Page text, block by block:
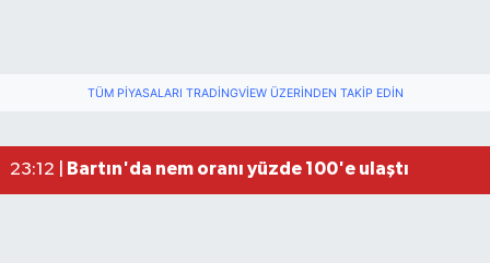
TÜM PIYASALARI TRADINGVIEW ÜZERINDEN TAKIP EDIN
23:12 |
Bartın'da nem oranı yüzde 100'e ulaştı